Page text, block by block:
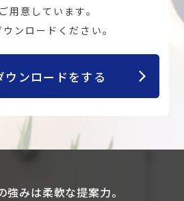
用意しています。
ンロードください。
ウンロードをする
強みは柔軟な提案力。